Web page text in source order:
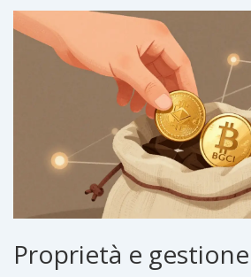
Proprietà e gestione